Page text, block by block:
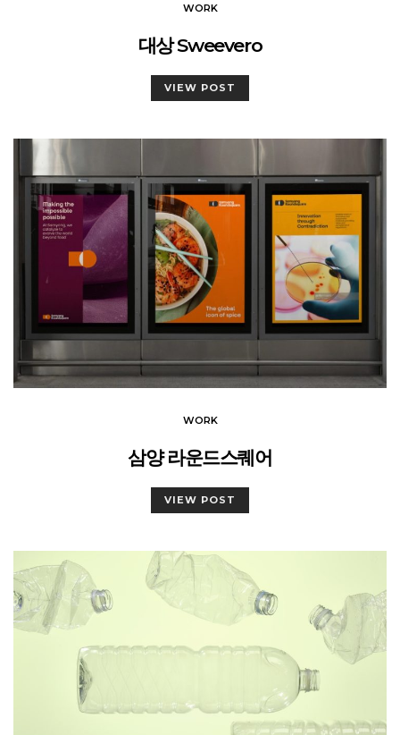
WORK
대상 Sweevero
VIEW POST
WORK
삼양 라운드스퀘어
VIEW POST